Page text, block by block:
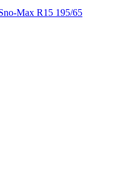
Max R15 195/65